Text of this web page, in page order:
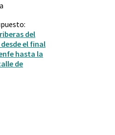
del
el final
hasta la
de